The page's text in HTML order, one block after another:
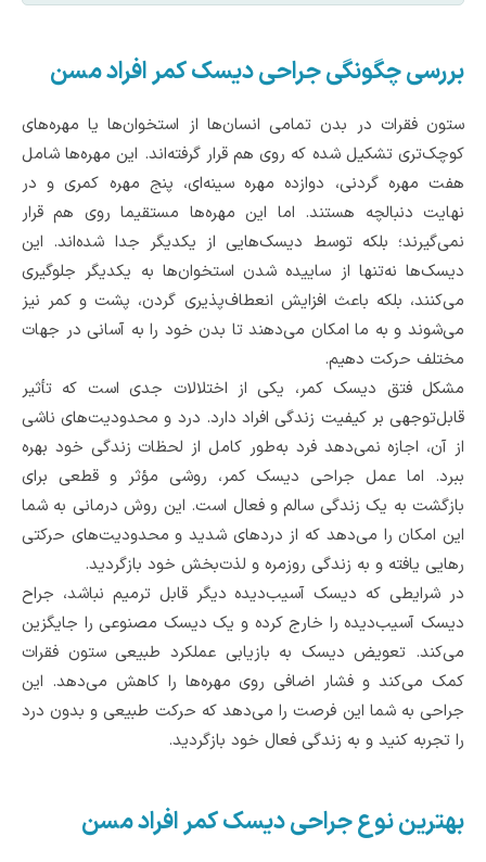
بررسی چگونگی جراحی دیسک کمر افراد مسن
ستون فقرات در بدن تمامی انسان‌ها از استخوان‌ها یا مهره‌های
کوچک‌تری تشکیل شده که روی هم قرار گرفته‌اند. این مهره‌ها شامل
هفت مهره گردنی، دوازده مهره سینه‌ای، پنج مهره کمری و در
نهایت دنبالچه هستند. اما این مهره‌ها مستقیما روی هم قرار
نمی‌گیرند؛ بلکه توسط دیسک‌هایی از یکدیگر جدا شده‌اند. این
دیسک‌ها نه‌تنها از ساییده شدن استخوان‌ها به یکدیگر جلوگیری
می‌کنند، بلکه باعث افزایش انعطاف‌پذیری گردن، پشت و کمر نیز
می‌شوند و به ما امکان می‌دهند تا بدن خود را به آسانی در جهات
مختلف حرکت دهیم.
مشکل فتق دیسک کمر، یکی از اختلالات جدی است که تأثیر
قابل‌توجهی بر کیفیت زندگی افراد دارد. درد و محدودیت‌های ناشی
از آن، اجازه نمی‌دهد فرد به‌طور کامل از لحظات زندگی خود بهره
ببرد. اما عمل جراحی دیسک کمر، روشی مؤثر و قطعی برای
بازگشت به یک زندگی سالم و فعال است. این روش درمانی به شما
این امکان را می‌دهد که از دردهای شدید و محدودیت‌های حرکتی
رهایی یافته و به زندگی روزمره و لذت‌بخش خود بازگردید.
در شرایطی که دیسک آسیب‌دیده دیگر قابل ترمیم نباشد، جراح
دیسک آسیب‌دیده را خارج کرده و یک دیسک مصنوعی را جایگزین
می‌کند. تعویض دیسک به بازیابی عملکرد طبیعی ستون فقرات
کمک می‌کند و فشار اضافی روی مهره‌ها را کاهش می‌دهد. این
جراحی به شما این فرصت را می‌دهد که حرکت طبیعی و بدون درد
را تجربه کنید و به زندگی فعال خود بازگردید.
بهترین نوع جراحی دیسک کمر افراد مسن